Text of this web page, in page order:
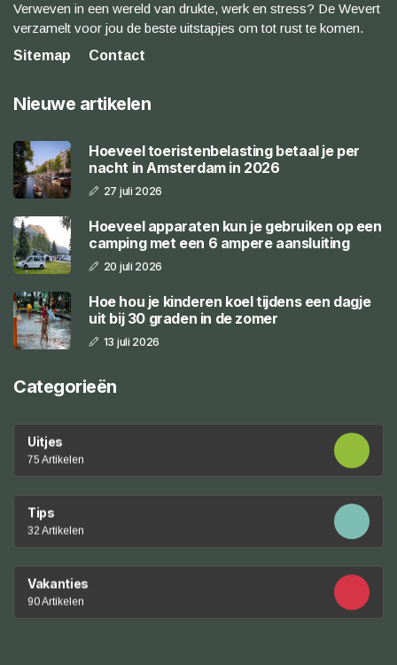
Verweven in een wereld van drukte, werk en stress? De Wevert
verzamelt voor jou de beste uitstapjes om tot rust te komen.
Sitemap
Contact
Nieuwe artikelen
Hoeveel toeristenbelasting betaal je per
nacht in Amsterdam in 2026
27 juli 2026
Hoeveel apparaten kun je gebruiken op een
camping met een 6 ampere aansluiting
20 juli 2026
Hoe hou je kinderen koel tijdens een dagje
uit bij 30 graden in de zomer
13 juli 2026
Categorieën
Uitjes
75 Artikelen
Tips
32 Artikelen
Vakanties
90 Artikelen